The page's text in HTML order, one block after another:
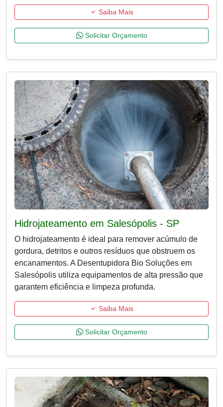
Saiba Mais
Solicitar Orçamento
Hidrojateamento em Salesópolis - SP
O hidrojateamento é ideal para remover acúmulo de
gordura, detritos e outros resíduos que obstruem os
encanamentos. A Desentupidora Bio Soluções em
Salesópolis utiliza equipamentos de alta pressão que
garantem eficiência e limpeza profunda.
Saiba Mais
Solicitar Orçamento